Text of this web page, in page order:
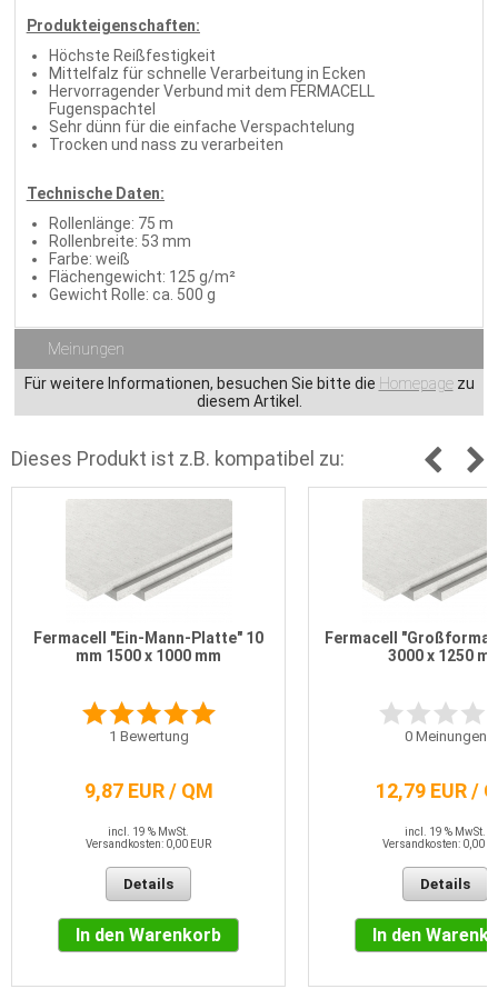
Produkteigenschaften:
Höchste Reißfestigkeit
Mittelfalz für schnelle Verarbeitung in Ecken
Hervorragender Verbund mit dem FERMACELL
Fugenspachtel
Sehr dünn für die einfache Verspachtelung
Trocken und nass zu verarbeiten
Technische Daten:
Rollenlänge: 75 m
Rollenbreite: 53 mm
Farbe: weiß
Flächengewicht: 125 g/m²
Gewicht Rolle: ca. 500 g
Meinungen
Für weitere Informationen, besuchen Sie bitte die Homepagezu
diesem Artikel.
Dieses Produkt ist z.B. kompatibel zu:
Fermacell "Ein-Mann-Platte" 10
mm 1500 x 1000 mm
1 Bewertung
9,87 EUR / QM
incl. 19 % MwSt.
Versandkosten: 0,00 EUR
Details
In den Warenkorb
Fermacell
3000 x 1250
0Meinungen
12,79 EUR /
incl. 19 % MwSt.
Versandkosten: 0,00
Details
In den